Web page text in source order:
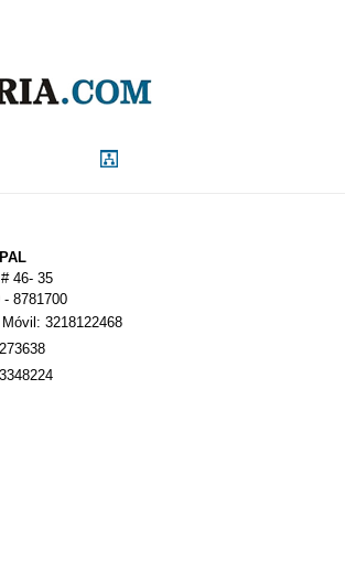
46- 35
- 8781700
3218122468